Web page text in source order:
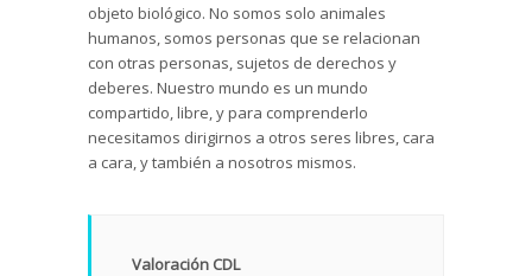
objeto biológico. No somos solo animales
humanos, somos personas que se relacionan
con otras personas, sujetos de derechos y
deberes. Nuestro mundo es un mundo
compartido, libre, y para comprenderlo
necesitamos dirigirnos a otros seres libres, cara
a cara, y también a nosotros mismos.
Valoración CDL